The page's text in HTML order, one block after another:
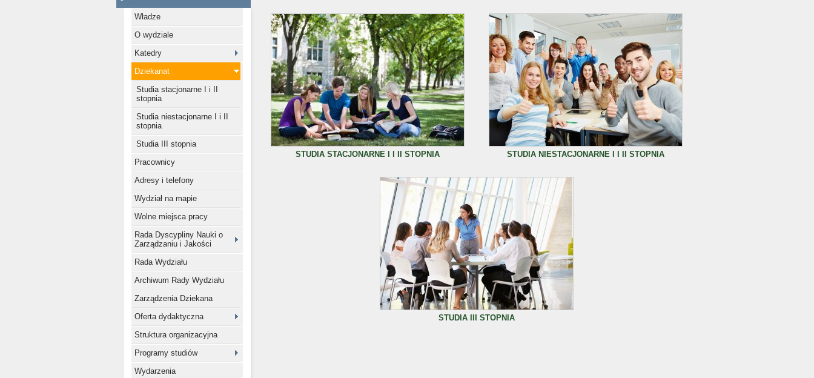
Władze
O wydziale
Katedry
Dziekanat
Studia stacjonarne I i II
stopnia
Studia niestacjonarne I i II
stopnia
Studia III stopnia
Pracownicy
Adresy i telefony
Wydział na mapie
Wolne miejsca pracy
Rada Dyscypliny Nauki o
Zarządzaniu i Jakości
Rada Wydziału
Archiwum Rady Wydziału
Zarządzenia Dziekana
Oferta dydaktyczna
Struktura organizacyjna
Programy studiów
Wydarzenia
STUDIA STACJONARNE I I II STOPNIA STUDIA NIESTACJONARNE I I II STOPNIA
STUDIA III STOPNIA